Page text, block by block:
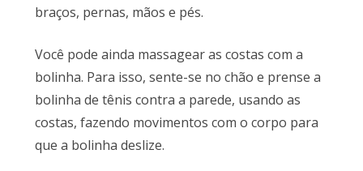
braços, pernas, mãos e pés.
Você pode ainda massagear as costas com a
bolinha. Para isso, sente-se no chão e prense a
bolinha de tênis contra a parede, usando as
costas, fazendo movimentos com o corpo para
que a bolinha deslize.